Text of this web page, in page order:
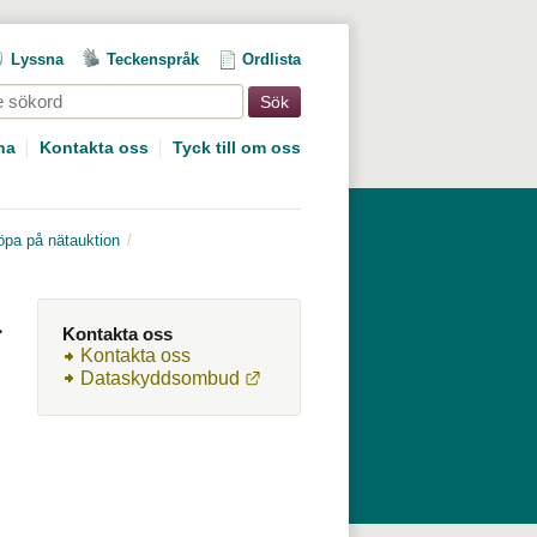
Lyssna Teckenspråk Ordlista
Kontakta oss Tyck till om oss
på nätauktion
Kontakta oss
Kontakta oss
Dataskyddsombud
Länk till annan webbplats.